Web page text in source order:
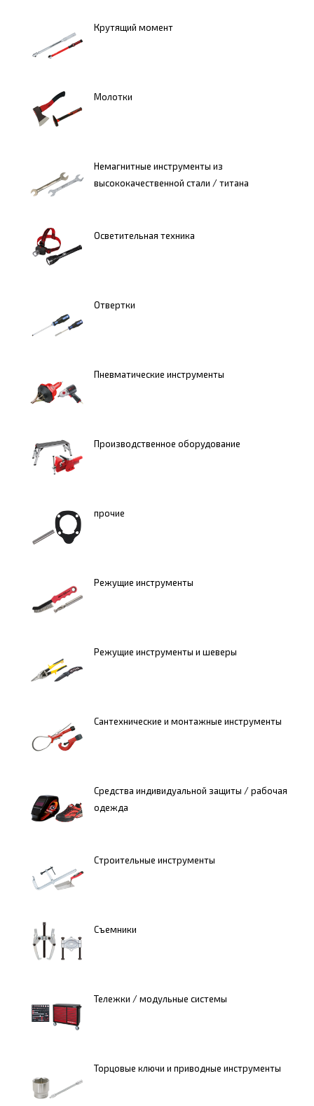
Крутящий момент
Молотки
Немагнитные инструменты из
высококачественной стали / титана
Осветительная техника
Отвертки
Пневматические инструменты
Производственное оборудование
прочие
Режущие инструменты
Режущие инструменты и шеверы
Сантехнические и монтажные инструменты
Средства индивидуальной защиты / рабочая
одежда
Строительные инструменты
Съемники
Тележки / модульные системы
Торцовые ключи и приводные инструменты